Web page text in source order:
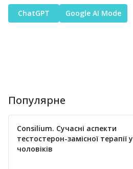
ChatGPT
Google AI Mode
Популярне
Consilium. Сучасні аспекти
тестостерон-замісної терапії у
чоловіків